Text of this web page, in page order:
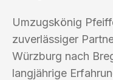
Umzugskönig
zuverlässiger
Würzburg nach
langjährige